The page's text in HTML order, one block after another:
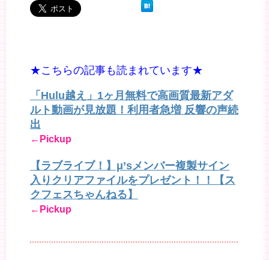
★こちらの記事も読まれています★
「Hulu越え」1ヶ月無料で高画質最新アダ
ルト動画が見放題！利用者急増 反響の声続
出
←Pickup
【ラブライブ！】μ’sメンバー複製サイン
入りクリアファイルをプレゼント！！【ス
クフェスちゃんねる】
←Pickup